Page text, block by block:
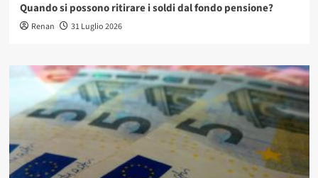
Quando si possono ritirare i soldi dal fondo pensione?
Renan 31 Luglio 2026